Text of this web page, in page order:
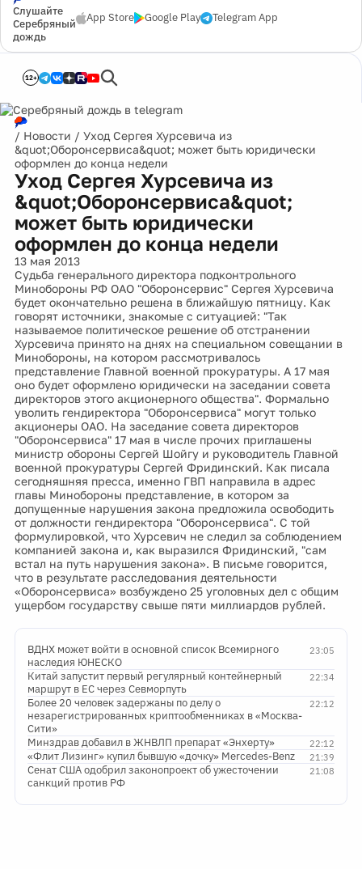
Слушайте
Серебряный
дождь
App Store Google Play Telegram App
12+
/ Новости / Уход Сергея Хурсевича из
&quot;Оборонсервиса&quot; может быть юридически
оформлен до конца недели
Уход Сергея Хурсевича из
&quot;Оборонсервиса&quot;
может быть юридически
оформлен до конца недели
13 мая 2013
Судьба генерального директора подконтрольного
Минобороны РФ ОАО "Оборонсервис" Сергея Хурсевича
будет окончательно решена в ближайшую пятницу. Как
говорят источники, знакомые с ситуацией: "Так
называемое политическое решение об отстранении
Хурсевича принято на днях на специальном совещании в
Минобороны, на котором рассмотривалось
представление Главной военной прокуратуры. А 17 мая
оно будет оформлено юридически на заседании совета
директоров этого акционерного общества". Формально
уволить гендиректора "Оборонсервиса" могут только
акционеры ОАО. На заседание совета директоров
"Оборонсервиса" 17 мая в числе прочих приглашены
министр обороны Сергей Шойгу и руководитель Главной
военной прокуратуры Сергей Фридинский. Как писала
сегодняшняя пресса, именно ГВП направила в адрес
главы Минобороны представление, в котором за
допущенные нарушения закона предложила освободить
от должности гендиректора "Оборонсервиса". С той
формулировкой, что Хурсевич не следил за соблюдением
компанией закона и, как выразился Фридинский, "сам
встал на путь нарушения закона». В письме говорится,
что в результате расследования деятельности
«Оборонсервиса» возбуждено 25 уголовных дел с общим
ущербом государству свыше пяти миллиардов рублей.
23:05
ВДНХ может войти в основной список Всемирного
наследия ЮНЕСКО
22:34
Китай запустит первый регулярный контейнерный
маршрут в ЕС через Севморпуть
22:12
Более 20 человек задержаны по делу о
незарегистрированных криптообменниках в «Москва-
Сити»
22:12
Минздрав добавил в ЖНВЛП препарат «Энхерту»
21:39
«Флит Лизинг» купил бывшую «дочку» Mercedes-Benz
21:08
Сенат США одобрил законопроект об ужесточении
санкций против РФ